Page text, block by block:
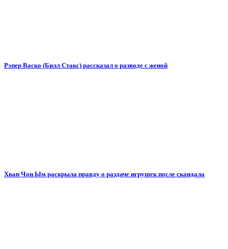
Рэпер Васко (Билл Стакс) рассказал о разводе с женой
Хван Чон Ым раскрыла правду о раздаче игрушек после скандала